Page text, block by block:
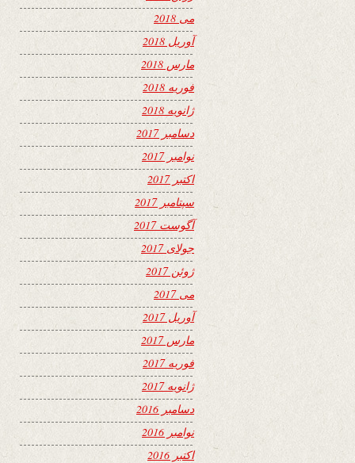
می 2018
آوریل 2018
مارس 2018
فوریه 2018
ژانویه 2018
دسامبر 2017
نوامبر 2017
اکتبر 2017
سپتامبر 2017
آگوست 2017
جولای 2017
ژوئن 2017
می 2017
آوریل 2017
مارس 2017
فوریه 2017
ژانویه 2017
دسامبر 2016
نوامبر 2016
اکتبر 2016